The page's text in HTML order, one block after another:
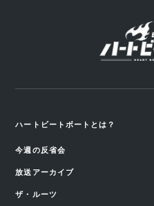
ハートビートボートとは？
今週の反省会
放送アーカイブ
ザ・ルーツ